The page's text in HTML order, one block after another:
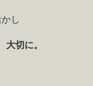
し
大切に。